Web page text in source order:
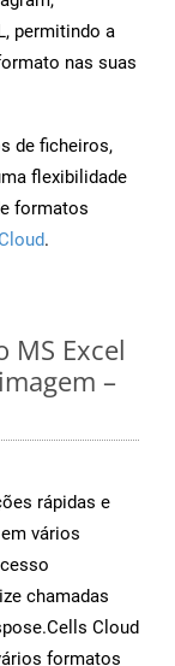
permitindo a
nas suas
de ficheiros,
flexibilidade
formatos
.
MS Excel
–
rápidas e
vários
chamadas
Cloud
formatos